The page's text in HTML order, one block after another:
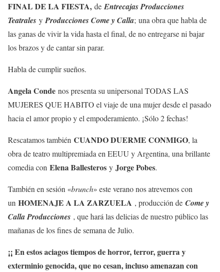
FINAL DE LA FIESTA, de Entrecajas Producciones
Teatrales yProducciones Come y Calla; una obra que habla de
las ganas de vivir la vida hasta el final, de no entregarse ni bajar
los brazos y de cantar sin parar.
Habla de cumplir sueños.
Angela Conde nos presenta su unipersonal TODAS LAS
MUJERES QUE HABITO el viaje de una mujer desde el pasado
hacia el amor propio y el empoderamiento. ¡Sólo 2 fechas!
Rescatamos también CUANDO DUERME CONMIGO, la
obra de teatro multipremiada en EEUU y Argentina, una brillante
comedia con Elena Ballesteros y Jorge Pobes.
También en sesión «brunch» este verano nos atrevemos con
un HOMENAJE A LA ZARZUELA , producción de Come y
Calla Producciones , que hará las delicias de nuestro público las
mañanas de los fines de semana de Julio.
¡¡ En estos aciagos tiempos de horror, terror, guerra y
exterminio genocida, que no cesan, incluso amenazan con